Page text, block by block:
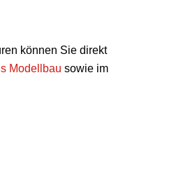
können Sie direkt
Modellbau sowie im